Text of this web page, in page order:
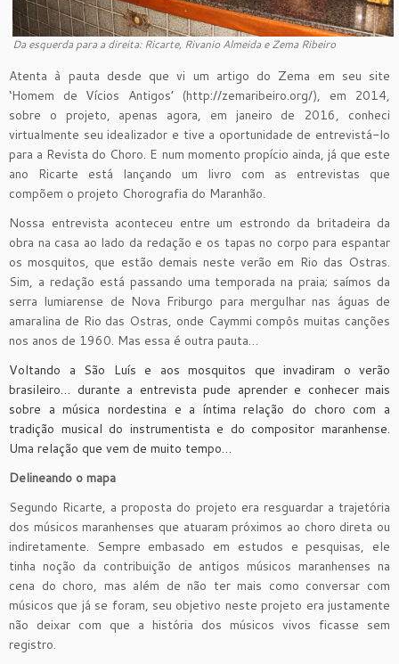
Da esquerda para a direita: Ricarte, Rivanio Almeida e Zema Ribeiro
Atenta à pauta desde que vi um artigo do Zema em seu site
‘Homem de Vícios Antigos’ (http://zemaribeiro.org/), em 2014,
sobre o projeto, apenas agora, em janeiro de 2016, conheci
virtualmente seu idealizador e tive a oportunidade de entrevistá-lo
para a Revista do Choro. E num momento propício ainda, já que este
ano Ricarte está lançando um livro com as entrevistas que
compõem o projeto Chorografia do Maranhão.
Nossa entrevista aconteceu entre um estrondo da britadeira da
obra na casa ao lado da redação e os tapas no corpo para espantar
os mosquitos, que estão demais neste verão em Rio das Ostras.
Sim, a redação está passando uma temporada na praia; saímos da
serra lumiarense de Nova Friburgo para mergulhar nas águas de
amaralina de Rio das Ostras, onde Caymmi compôs muitas canções
nos anos de 1960. Mas essa é outra pauta…
Voltando a São Luís e aos mosquitos que invadiram o verão
brasileiro… durante a entrevista pude aprender e conhecer mais
sobre a música nordestina e a íntima relação do choro com a
tradição musical do instrumentista e do compositor maranhense.
Uma relação que vem de muito tempo…
Delineando o mapa
Segundo Ricarte, a proposta do projeto era resguardar a trajetória
dos músicos maranhenses que atuaram próximos ao choro direta ou
indiretamente. Sempre embasado em estudos e pesquisas, ele
tinha noção da contribuição de antigos músicos maranhenses na
cena do choro, mas além de não ter mais como conversar com
músicos que já se foram, seu objetivo neste projeto era justamente
não deixar com que a história dos músicos vivos ficasse sem
registro.